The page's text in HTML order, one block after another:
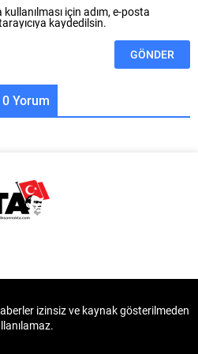
için adım, e-posta
kaydedilsin.
Yorum
izinsiz ve kaynak gösterilmeden